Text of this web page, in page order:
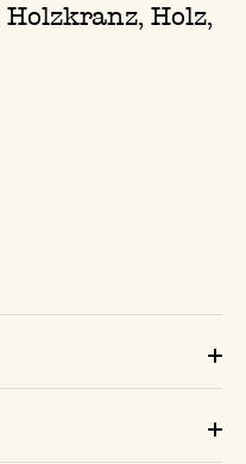
Holz,